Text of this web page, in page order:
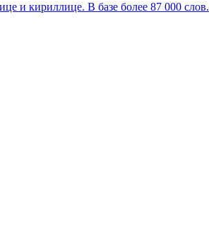
и кириллице. В базе более 87 000 слов.